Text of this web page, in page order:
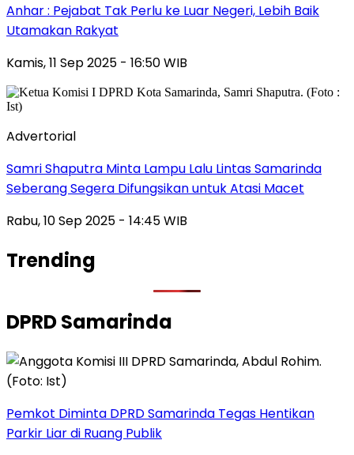
Anhar : Pejabat Tak Perlu ke Luar Negeri, Lebih Baik
Utamakan Rakyat
Kamis, 11 Sep 2025 - 16:50 WIB
Advertorial
Samri Shaputra Minta Lampu Lalu Lintas Samarinda
Seberang Segera Difungsikan untuk Atasi Macet
Rabu, 10 Sep 2025 - 14:45 WIB
Trending
DPRD Samarinda
Pemkot Diminta DPRD Samarinda Tegas Hentikan
Parkir Liar di Ruang Publik